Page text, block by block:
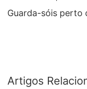
Guarda-sóis perto
Artigos